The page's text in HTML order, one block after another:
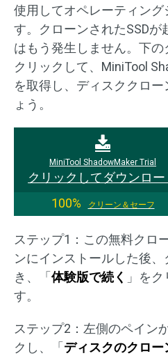
使用してオペレーティング
す。クローンされたSSDが
はもう発生しません。下
クリックして、MiniTool
を取得し、ディスククロ
ょう。
MiniTool ShadowMaker Trial
クリックしてダウンロー
100%
クリーン＆セーフ
ステップ1：この無料クロ
ンにインストールした後
き、「 体験版で続く 」を
す。
ステップ2：左側のペイン
クし、「 ディスクのクロー